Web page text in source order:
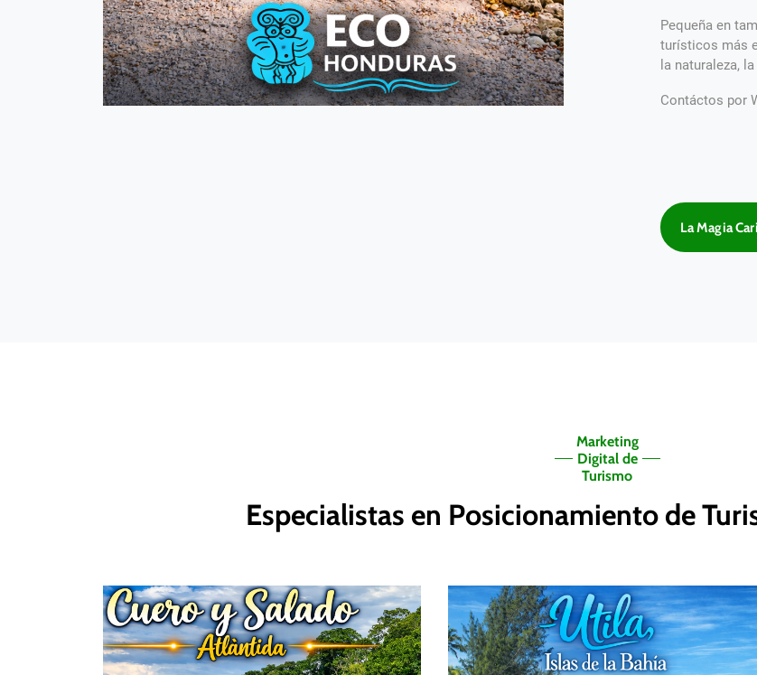
Pequeña en
turísticos más
la naturaleza,
Contáctos por
La Magia
Marketing
Digital de
Turismo
Especialistas en Posicionamiento de